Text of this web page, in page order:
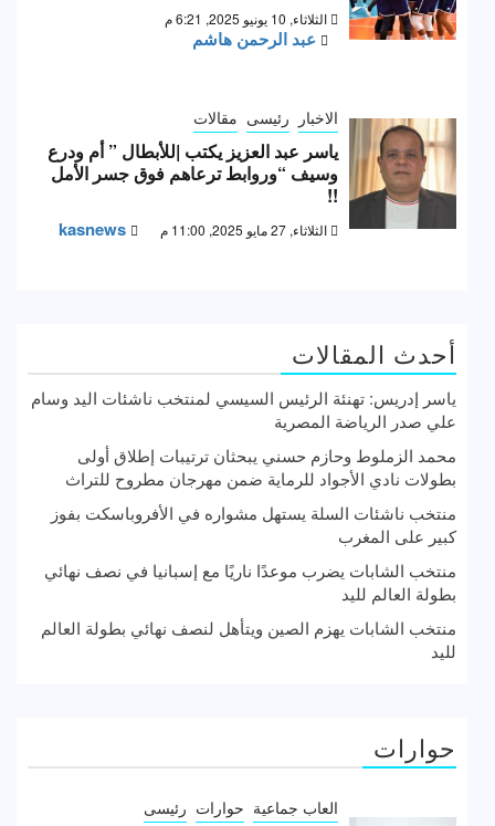
الثلاثاء, 10 يونيو 2025, 6:21 م
عبد الرحمن هاشم
الاخبار رئيسى مقالات
ياسر عبد العزيز يكتب |للأبطال ” أم ودرع
وسيف “وروابط ترعاهم فوق جسر الأمل
!!
الثلاثاء, 27 مايو 2025, 11:00 م kasnews
أحدث المقالات
ياسر إدريس: تهنئة الرئيس السيسي لمنتخب ناشئات اليد وسام
علي صدر الرياضة المصرية
محمد الزملوط وحازم حسني يبحثان ترتيبات إطلاق أولى
بطولات نادي الأجواد للرماية ضمن مهرجان مطروح للتراث
منتخب ناشئات السلة يستهل مشواره في الأفروباسكت بفوز
كبير على المغرب
منتخب الشابات يضرب موعدًا ناريًا مع إسبانيا في نصف نهائي
بطولة العالم لليد
منتخب الشابات يهزم الصين ويتأهل لنصف نهائي بطولة العالم
لليد
حوارات
العاب جماعية حوارات رئيسى